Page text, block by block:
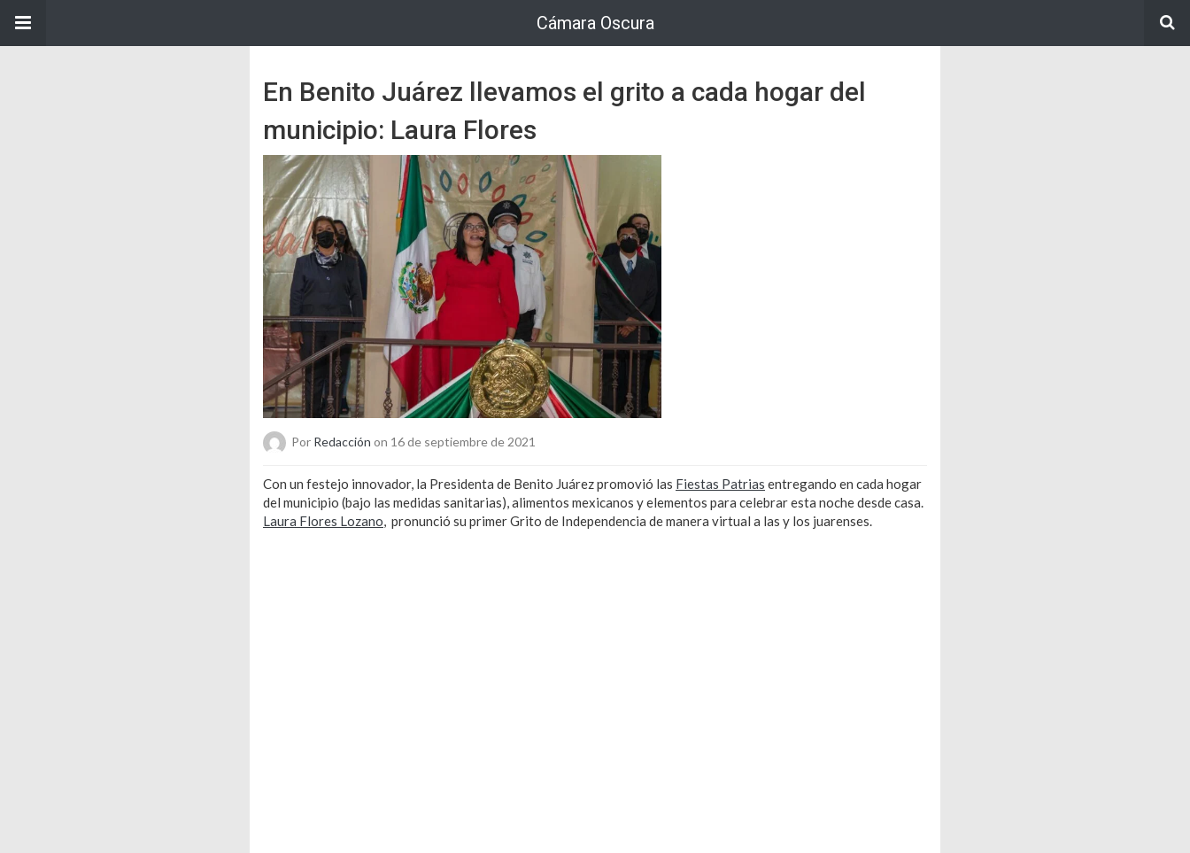
Cámara Oscura
En Benito Juárez llevamos el grito a cada hogar del
municipio: Laura Flores
Por Redacción on 16 de septiembre de 2021
Con un festejo innovador, la Presidenta de Benito Juárez promovió las Fiestas Patrias entregando en cada hogar
del municipio (bajo las medidas sanitarias), alimentos mexicanos y elementos para celebrar esta noche desde casa.
Laura Flores Lozano, pronunció su primer Grito de Independencia de manera virtual a las y los juarenses.